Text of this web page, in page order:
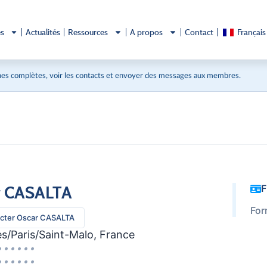
Actualités Ressources A propos Contact Français
complètes, voir les contacts et envoyer des messages aux membres.
Oscar CASALTA
Paris/Saint-Malo, France